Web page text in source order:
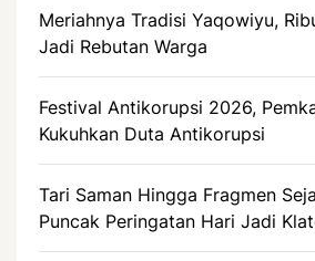
Meriahnya Tradisi Yaqowiyu,
Jadi Rebutan Warga
Festival Antikorupsi 2026,
Kukuhkan Duta Antikorupsi
Tari Saman Hingga Fragmen
Puncak Peringatan Hari Jadi